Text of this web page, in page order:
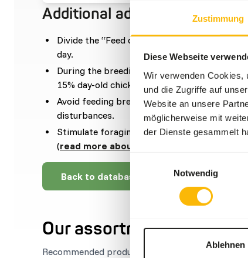
Zustimmung
Diese Webseite
Wir verwenden Cookies,
und die Zugriffe auf
Website an unsere
möglicherweise mit
der Dienste gesammelt
Notwendig
Ablehnen
Additional advice
Divide the “Feed quantity per day” over at
day.
During the breeding season food should be
15% day-old chicks instead of concentrates.
Avoid feeding bread as the high starch
disturbances.
Stimulate foraging behaviour by using
(read more about feed enrichment and
Back to database
Our assortment
Recommended products for this animal